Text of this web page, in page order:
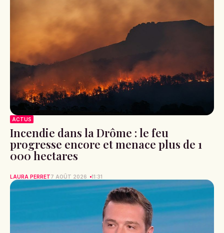
ACTUS
Incendie dans la Drôme : le feu
progresse encore et menace plus de 1
000 hectares
LAURA PERRET7 AOÛT 2026 11:31